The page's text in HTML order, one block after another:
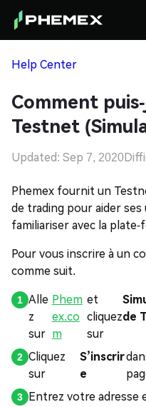
Help Center
Comment
Testnet
Updated: Sep 7, 2020
Phemex fournit un
de trading pour aider
familiariser avec la plate-
Pour vous inscrire à un
comme suit.
Alle
z
sur
Phem
ex.co
m
et
cliquez
sur
de
Cliquez
sur
S’inscrir
e
Entrez votre adresse